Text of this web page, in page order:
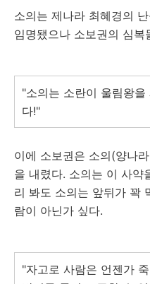
소의는 제나라 최혜경의
임명됐으나 소보권의 심
"소의는 소란이 울림왕
다!"
이에 소보권은 소의(양나
을 내렸다. 소의는 이 사약
리 봐도 소의는 앞뒤가 꽉
람이 아닌가 싶다.
"자고로 사람은 언젠가